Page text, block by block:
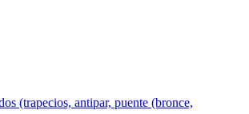
(trapecios, antipar, puente (bronce,